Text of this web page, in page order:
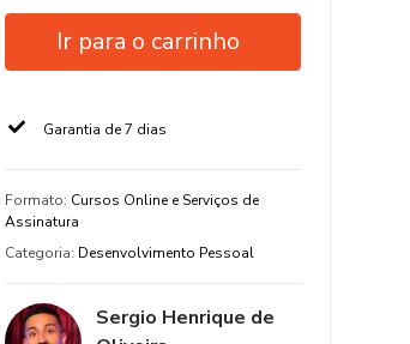
Ir para o carrinho
Garantia de 7 dias
Formato: Cursos Online e Serviços de
Assinatura
Categoria: Desenvolvimento Pessoal
Sergio Henrique de